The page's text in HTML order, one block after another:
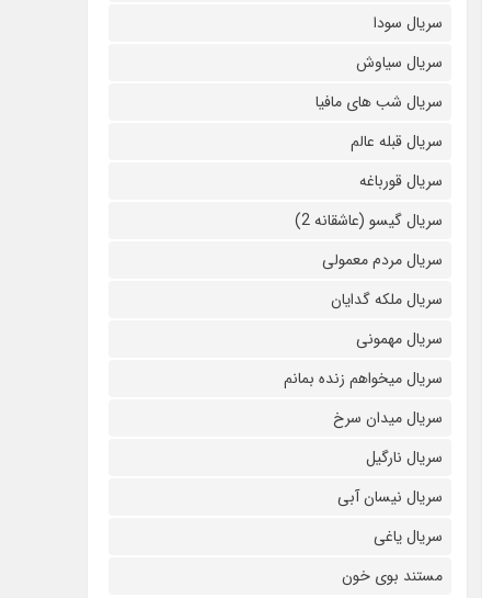
سریال سودا
سریال سیاوش
سریال شب های مافیا
سریال قبله عالم
سریال قورباغه
سریال گیسو (عاشقانه 2)
سریال مردم معمولی
سریال ملکه گدایان
سریال مهمونی
سریال میخواهم زنده بمانم
سریال میدان سرخ
سریال نارگیل
سریال نیسان آبی
سریال یاغی
مستند بوی خون